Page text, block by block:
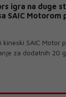
igra na duge
SAIC Motorom
kineski SAIC Motor
za dodatnih 20